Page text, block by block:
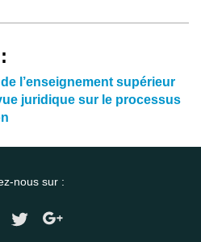
l’enseignement supérieur
juridique sur le processus
nous sur :